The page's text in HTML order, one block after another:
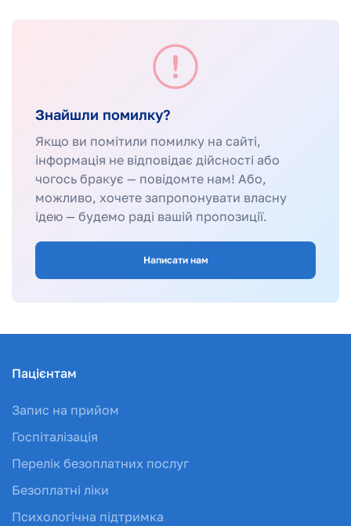
Знайшли помилку?
Якщо ви помітили помилку на сайті,
інформація не відповідає дійсності або
чогось бракує — повідомте нам! Або,
можливо, хочете запропонувати власну
ідею — будемо раді вашій пропозиції.
Написати нам
Пацієнтам
Запис на прийом
Госпіталізація
Перелік безоплатних послуг
Безоплатні ліки
Психологічна підтримка